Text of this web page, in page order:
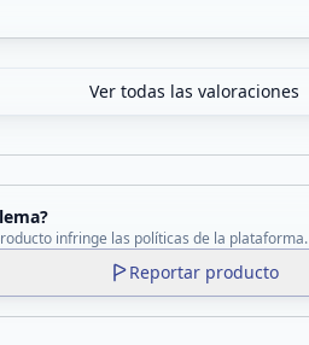
Ver todas las valoraciones
infringe las políticas de la plataforma.
Reportar producto